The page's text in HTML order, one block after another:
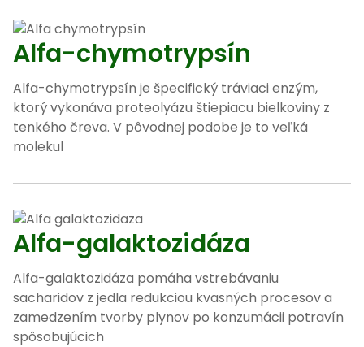
Alfa-chymotrypsín
Alfa-chymotrypsín je špecifický tráviaci enzým,
ktorý vykonáva proteolyázu štiepiacu bielkoviny z
tenkého čreva. V pôvodnej podobe je to veľká
molekul
Alfa-galaktozidáza
Alfa-galaktozidáza pomáha vstrebávaniu
sacharidov z jedla redukciou kvasných procesov a
zamedzením tvorby plynov po konzumácii potravín
spôsobujúcich